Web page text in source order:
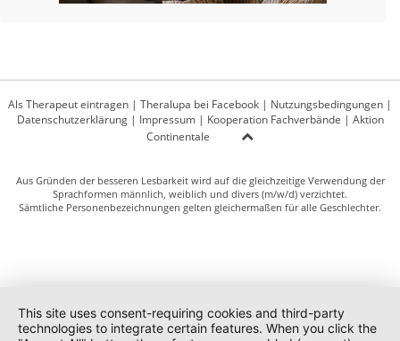
Als Therapeut eintragen | Theralupa bei Facebook | Nutzungsbedingungen |
Datenschutzerklärung| Impressum| Kooperation Fachverbände | Aktion
Continentale
Aus Gründen der besseren Lesbarkeit wird auf die gleichzeitige Verwendung der
Sprachformen männlich, weiblich und divers (m/w/d) verzichtet.
Sämtliche Personenbezeichnungen gelten gleichermaßen für alle Geschlechter.
This site uses consent-requiring cookies and third-party
technologies to integrate certain features. When you click the